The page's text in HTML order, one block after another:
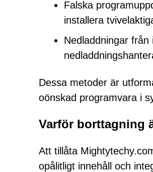
Falska
installera
Nedladdningar
Dessa metoder är
oönskad programvara i
Varför borttagning
Att tillåta
opålitligt innehåll och